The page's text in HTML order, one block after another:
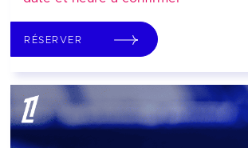
RÉSERVER